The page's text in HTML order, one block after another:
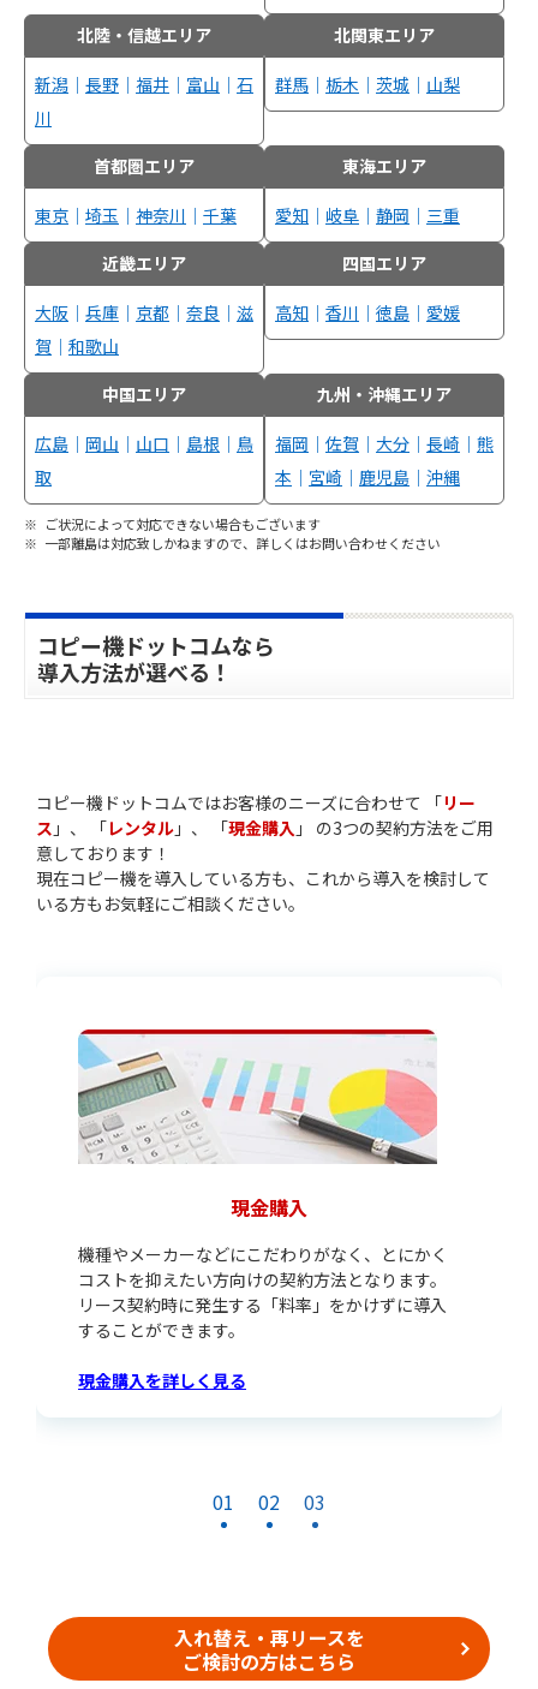
北陸・信越エリア
新潟 ｜ 長野 ｜ 福井 ｜ 富山 ｜ 石
川
北関東エリア
群馬 ｜ 栃木 ｜ 茨城 ｜ 山梨
首都圏エリア
東京 ｜ 埼玉 ｜ 神奈川 ｜ 千葉
東海エリア
愛知 ｜ 岐阜 ｜ 静岡 ｜ 三重
近畿エリア
大阪 ｜ 兵庫 ｜ 京都 ｜ 奈良 ｜ 滋
賀 ｜ 和歌山
四国エリア
高知 ｜ 香川 ｜ 徳島 ｜ 愛媛
中国エリア
広島 ｜ 岡山 ｜ 山口 ｜ 島根 ｜ 鳥
取
九州・沖縄エリア
福岡 ｜ 佐賀 ｜ 大分 ｜ 長崎 ｜ 熊
本 ｜ 宮崎 ｜ 鹿児島 ｜ 沖縄
ご状況によって対応できない場合もございます
一部離島は対応致しかねますので、詳しくはお問い合わせください
コピー機ドットコムなら
導入方法が選べる！
コピー機ドットコムではお客様のニーズに合わせて 「リー
ス 」、 「レンタル 」、 「現金購入 」 の3つの契約方法をご用
意しております！
現在コピー機を導入している方も、これから導入を検討して
いる方もお気軽にご相談ください。
現金購入
機種やメーカーなどにこだわりがなく、とにかく
コストを抑えたい方向けの契約方法となります。
リース契約時に発生する「料率」をかけずに導入
することができます。
現金購入を詳しく見る
01 02 03
入れ替え・再リースを
ご検討の方はこちら